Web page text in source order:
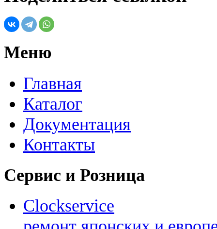
Меню
Главная
Каталог
Документация
Контакты
Сервис и Розница
Clockservice